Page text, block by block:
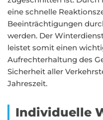
eine schnelle
Beeinträchtigungen
werden. Der
leistet somit einen
Aufrechterhaltung des
Sicherheit aller
Jahreszeit.
Individuelle